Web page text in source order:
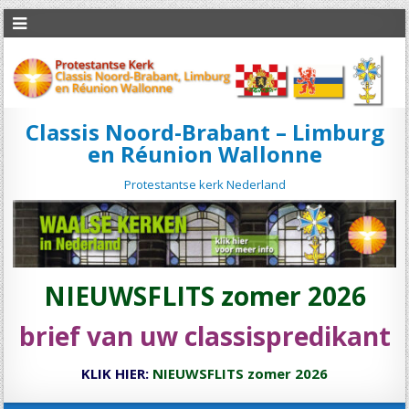
Classis Noord-Brabant – Limburg
en Réunion Wallonne
Protestantse kerk Nederland
NIEUWSFLITS zomer 2026
brief van uw classispredikant
KLIK HIER: NIEUWSFLITS zomer 2026